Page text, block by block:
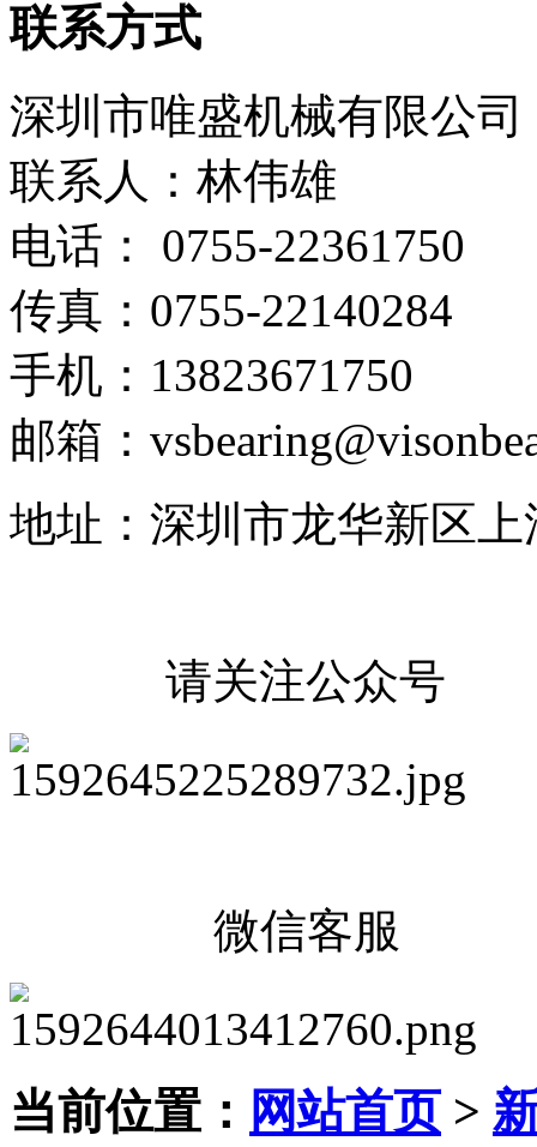
联系方式
深圳市唯盛机械有限公司
联系人：林伟雄
电话： 0755-22361750
传真：0755-22140284
手机：13823671750
邮箱：
地址：深圳市龙华新区
请关注公众号
微信客服
当前位置： 网站首页>